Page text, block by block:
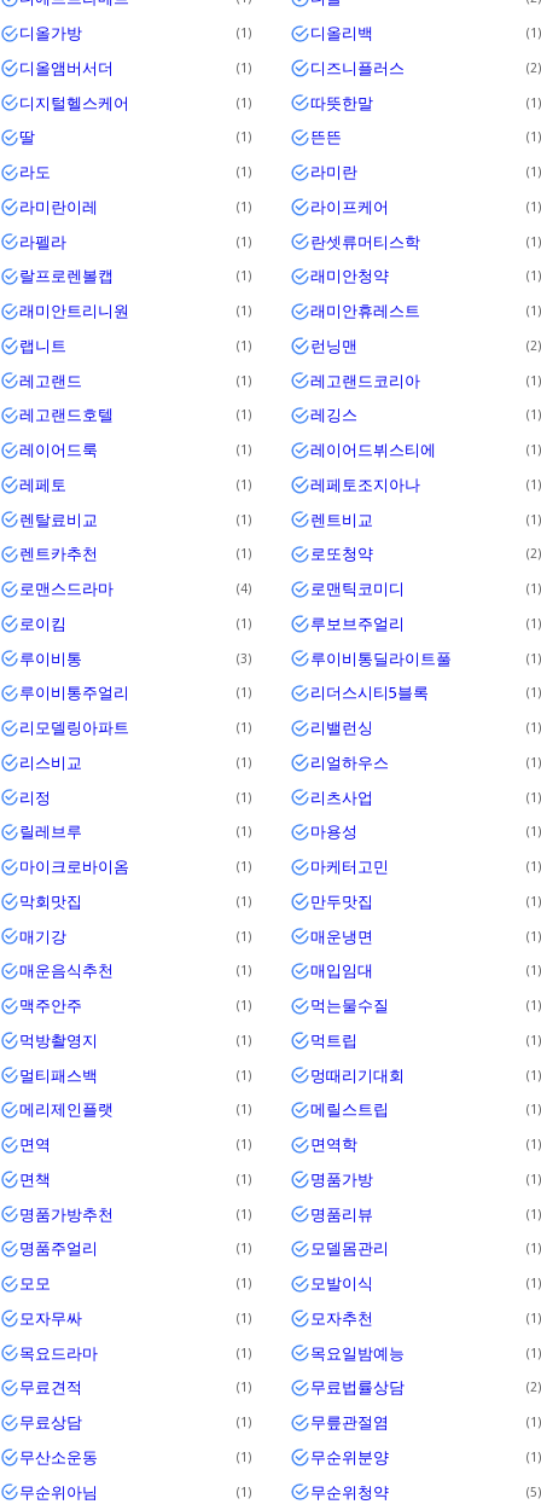
디올가방 1 디올리백 1
디올앰버서더 1 디즈니플러스 2
디지털헬스케어 1 따뜻한말 1
딸 1 뜬뜬 1
라도 1 라미란 1
라미란이레 1 라이프케어 1
라펠라 1 란셋류머티스학 1
랄프로렌볼캡 1 래미안청약 1
래미안트리니원 1 래미안휴레스트 1
랩니트 1 런닝맨 2
레고랜드 1 레고랜드코리아 1
레고랜드호텔 1 레깅스 1
레이어드룩 1 레이어드뷔스티에 1
레페토 1 레페토조지아나 1
렌탈료비교 1 렌트비교 1
렌트카추천 1 로또청약 2
로맨스드라마 4 로맨틱코미디 1
로이킴 1 루보브주얼리 1
루이비통 3 루이비통딜라이트풀 1
루이비통주얼리 1 리더스시티5블록 1
리모델링아파트 1 리밸런싱 1
리스비교 1 리얼하우스 1
리정 1 리츠사업 1
릴레브루 1 마용성 1
마이크로바이옴 1 마케터고민 1
막회맛집 1 만두맛집 1
매기강 1 매운냉면 1
매운음식추천 1 매입임대 1
맥주안주 1 먹는물수질 1
먹방촬영지 1 먹트립 1
멀티패스백 1 멍때리기대회 1
메리제인플랫 1 메릴스트립 1
면역 1 면역학 1
면책 1 명품가방 1
명품가방추천 1 명품리뷰 1
명품주얼리 1 모델몸관리 1
모모 1 모발이식 1
모자무싸 1 모자추천 1
목요드라마 1 목요일밤예능 1
무료견적 1 무료법률상담 2
무료상담 1 무릎관절염 1
무산소운동 1 무순위분양 1
무순위아님 1 무순위청약 5